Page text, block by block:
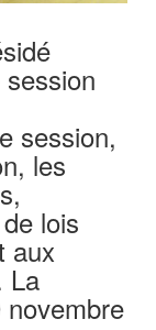
session,
les
lois
aux
La